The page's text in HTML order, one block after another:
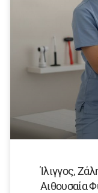
Ίλιγγος,
Αιθουσαία